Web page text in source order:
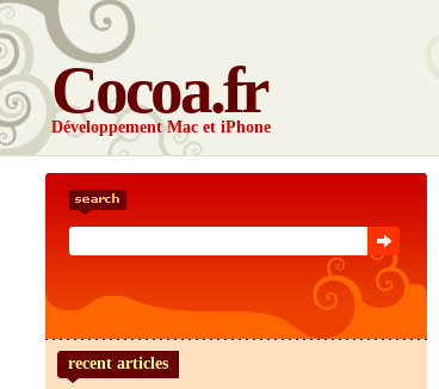
Cocoa.fr
Développement Mac et iPhone
recent articles